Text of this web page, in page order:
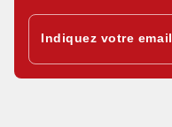
Indiquez votre email